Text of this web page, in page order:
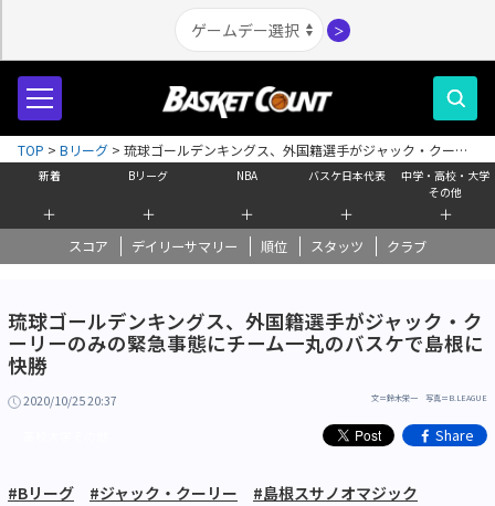
＞
新着
＋
Bリーグ
＋
NBA
＋
バスケ日本代表
＋
中学・高校・大学
その他
＋
スコア デイリーサマリー 順位 スタッツ クラブ
TOP > Bリーグ > 琉球ゴールデンキングス、外国籍選手がジャック・クーリ
ーのみの緊急事態にチーム一丸のバスケで島根に快勝
琉球ゴールデンキングス、外国籍選手がジャック・ク
ーリーのみの緊急事態にチーム一丸のバスケで島根に
快勝
2020/10/25 20:37 文＝鈴木栄一 写真＝B.LEAGUE
Share
#Bリーグ #ジャック・クーリー
#島根スサノオマジック